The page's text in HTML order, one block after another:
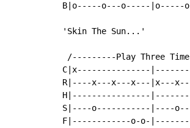
B|o-----o---o-----|o-----
'Skin The Sun...'
/---------Play Three
C|x---------------
R|----x---x---x---|x---
H|----------------
S|----o-----------|----
F|------------o-o-